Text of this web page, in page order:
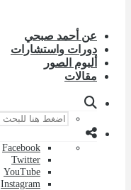
عن أحمد صبحي
دورات واستشارات
ألبوم الصور
مقالات
Facebook
Twitter
YouTube
Instagram